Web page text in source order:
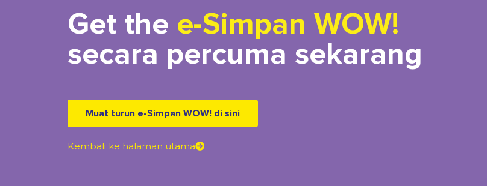
Get the e-Simpan WOW!
secara percuma sekarang
Muat turun e-Simpan WOW! di sini
Kembali ke halaman utama